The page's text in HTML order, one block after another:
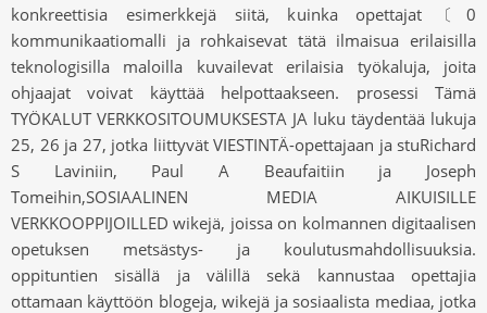
konkreettisia esimerkkejä siitä, kuinka opettajat〔0
kommunikaatiomalli ja rohkaisevat tätä ilmaisua erilaisilla
teknologisilla maloilla kuvailevat erilaisia ​​työkaluja, joita
ohjaajat voivat käyttää helpottaakseen. prosessi Tämä
TYÖKALUT VERKKOSITOUMUKSESTA JA luku täydentää lukuja
25, 26 ja 27, jotka liittyvät VIESTINTÄ-opettajaan ja stuRichard
S Laviniin, Paul A Beaufaitiin ja Joseph
Tomeihin,SOSIAALINEN MEDIA AIKUISILLE
VERKKOOPPIJOILLED wikejä, joissa on kolmannen digitaalisen
opetuksen metsästys- ja koulutusmahdollisuuksia.
oppituntien sisällä ja välillä sekä kannustaa opettajia
ottamaan käyttöön blogeja, wikejä ja sosiaalista mediaa, jotka